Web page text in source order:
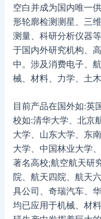
空白并成为国内唯一
形轮廓检测测星、三
测量、科研分析仪器
于国内外研究机构、
中。涉及消费电子、
械、材料、力学、土
目前产品在国外如:英
校如:清华大学、北京
大学、山东大学、东
大学、中国林业大学
著名高校;航空航天研
院、航天四院、航天
具公司、奇瑞汽车、
均已应用于机械、材